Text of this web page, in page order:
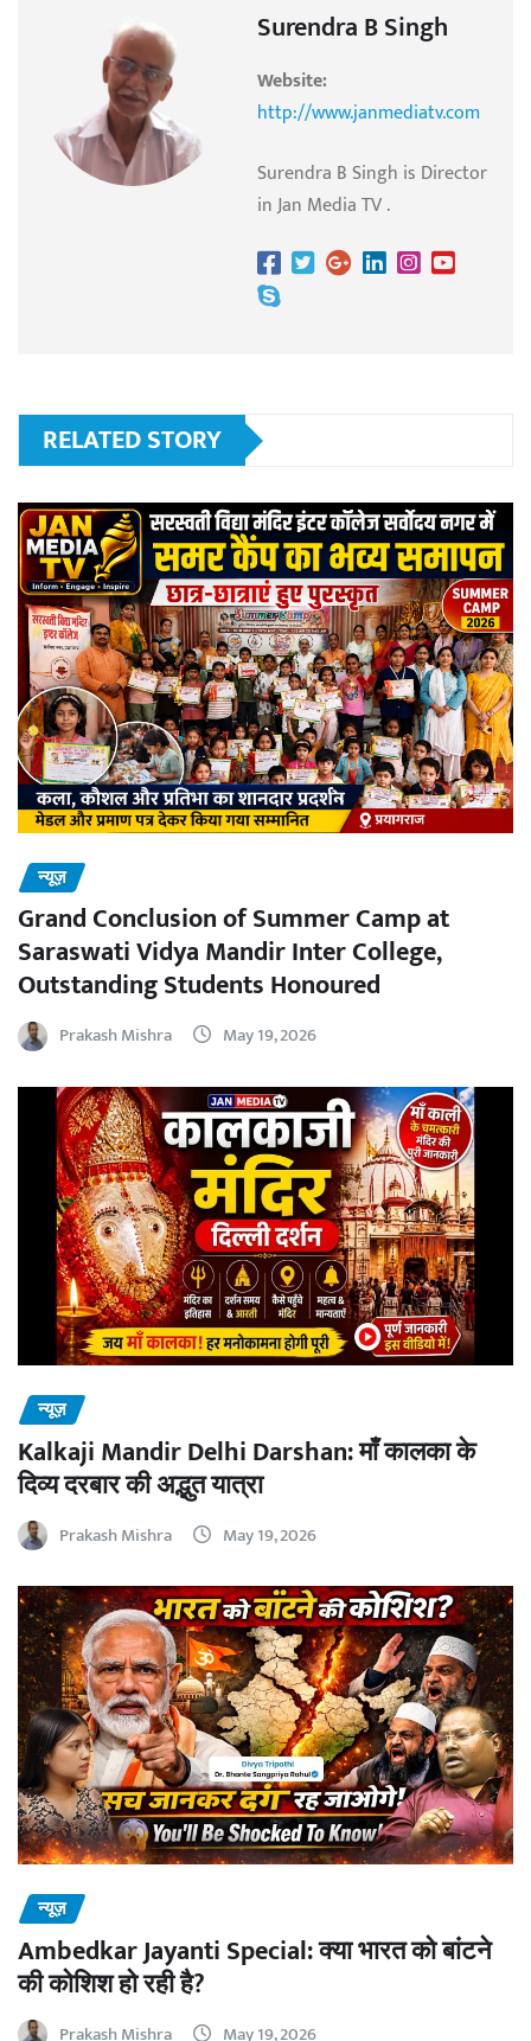
Surendra B Singh
Website:
http://www.janmediatv.com
Surendra B Singh is Director
in Jan Media TV .
RELATED STORY
न्यूज़
Grand Conclusion of Summer Camp at
Saraswati Vidya Mandir Inter College,
Outstanding Students Honoured
Prakash Mishra May 19, 2026
न्यूज़
Kalkaji Mandir Delhi Darshan: माँ कालका के
दिव्य दरबार की अद्भुत यात्रा
Prakash Mishra May 19, 2026
न्यूज़
Ambedkar Jayanti Special: क्या भारत को बांटने
की कोशिश हो रही है?
Prakash Mishra May 19, 2026